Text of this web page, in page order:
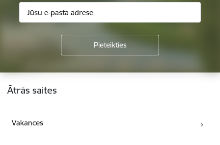
Kājene
Ātrās saites
Vakances